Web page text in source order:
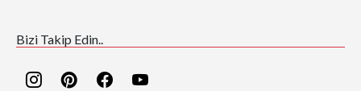
Bizi Takip Edin..